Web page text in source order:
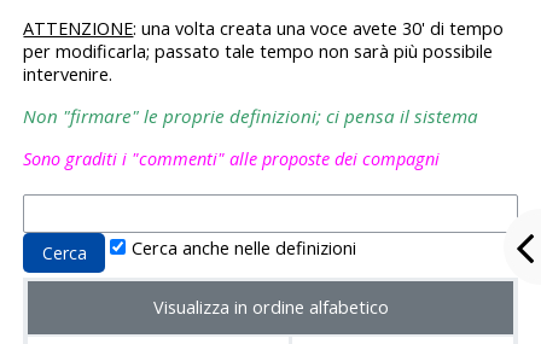
ATTENZIONE: una volta creata una voce avete 30' di tempo
per modificarla; passato tale tempo non sarà più possibile
intervenire.
Non "firmare" le proprie definizioni; ci pensa il sistema
Sono graditi i "commenti" alle proposte dei compagni
Cerca anche nelle definizioni
Visualizza in ordine alfabetico